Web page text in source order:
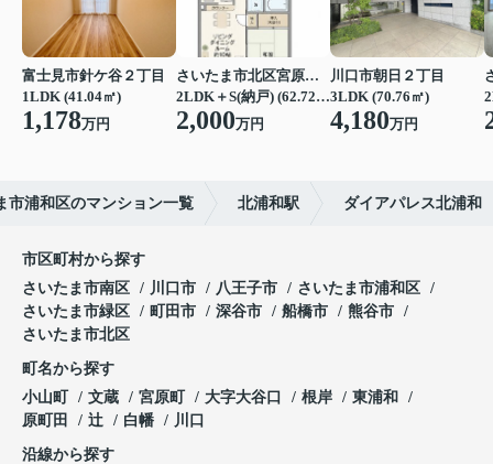
富士見市針ケ谷２丁目
1LDK (41.04㎡)
1,178万円
さいたま市北区宮原町４丁目
2LDK＋S(納戸) (62.72㎡)
2,000万円
川口市朝日２丁目
3LDK (70.76㎡)
4,180万円
市浦和区のマンション一覧 北浦和駅 ダイアパレス北浦和
市区町村から探す
さいたま市南区
川口市 八王子市
さいたま市浦和区
さいたま市緑区
町田市 深谷市 船橋市
熊谷市
さいたま市北区
町名から探す
小山町
文蔵 宮原町 大字大谷口 根岸
東浦和
原町田
辻 白幡 川口
沿線から探す